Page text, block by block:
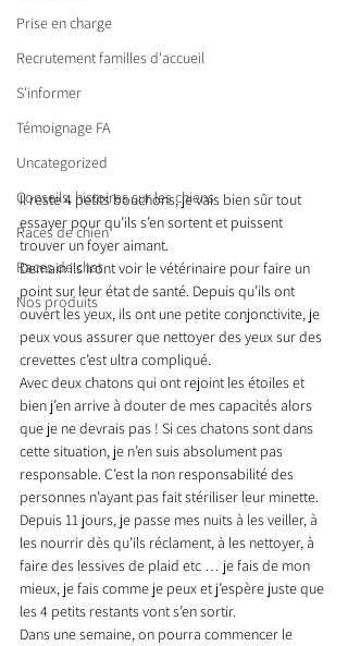
Prise en charge
Recrutement familles d'accueil
S'informer
Témoignage FA
Uncategorized
Conseils, histoires sur les chiens
Races de chien
Races de chat
Nos produits
Il reste 4 petits bouchons, je vais bien sûr tout
essayer pour qu’ils s’en sortent et puissent
trouver un foyer aimant.
Demain ils iront voir le vétérinaire pour faire un
point sur leur état de santé. Depuis qu’ils ont
ouvert les yeux, ils ont une petite conjonctivite, je
peux vous assurer que nettoyer des yeux sur des
crevettes c’est ultra compliqué.
Avec deux chatons qui ont rejoint les étoiles et
bien j’en arrive à douter de mes capacités alors
que je ne devrais pas ! Si ces chatons sont dans
cette situation, je n’en suis absolument pas
responsable. C’est la non responsabilité des
personnes n’ayant pas fait stériliser leur minette.
Depuis 11 jours, je passe mes nuits à les veiller, à
les nourrir dès qu’ils réclament, à les nettoyer, à
faire des lessives de plaid etc … je fais de mon
mieux, je fais comme je peux et j’espère juste que
les 4 petits restants vont s’en sortir.
Dans une semaine, on pourra commencer le